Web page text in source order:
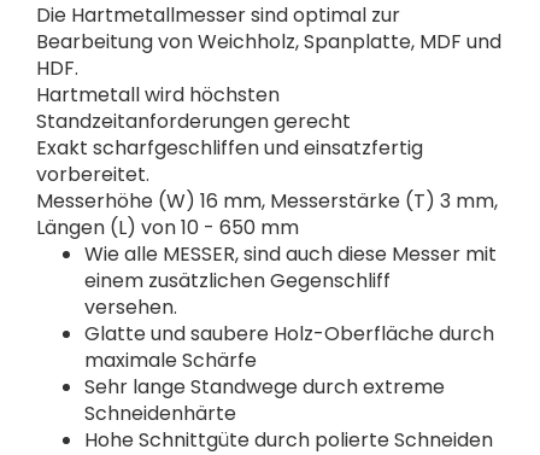
Die Hartmetallmesser sind optimal zur
Bearbeitung von Weichholz, Spanplatte, MDF und
HDF.
Hartmetall wird höchsten
Standzeitanforderungen gerecht
Exakt scharfgeschliffen und einsatzfertig
vorbereitet.
Messerhöhe (W) 16 mm, Messerstärke (T) 3 mm,
Längen (L) von 10 - 650 mm
Wie alle MESSER, sind auch diese Messer mit
einem zusätzlichen Gegenschliff
versehen.
Glatte und saubere Holz-Oberfläche durch
maximale Schärfe
Sehr lange Standwege durch extreme
Schneidenhärte
Hohe Schnittgüte durch polierte Schneiden